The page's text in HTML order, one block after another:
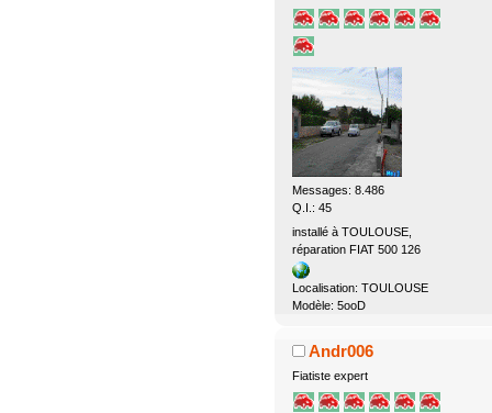
Messages: 8.486
Q.I.: 45
installé à TOULOUSE,
réparation FIAT 500 126
Localisation: TOULOUSE
Modèle: 5ooD
Andr006
Fiatiste expert